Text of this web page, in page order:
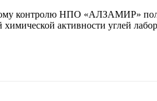
контролю НПО «АЛЗАМИР»
активности углей